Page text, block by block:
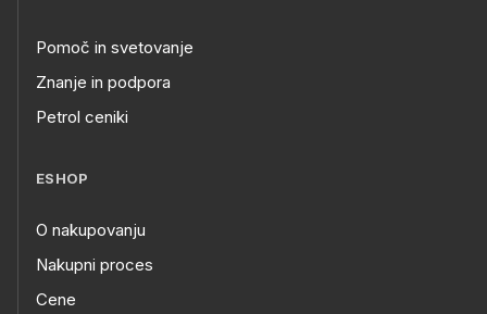
Pomoč in svetovanje
Znanje in podpora
Petrol ceniki
ESHOP
O nakupovanju
Nakupni proces
Cene